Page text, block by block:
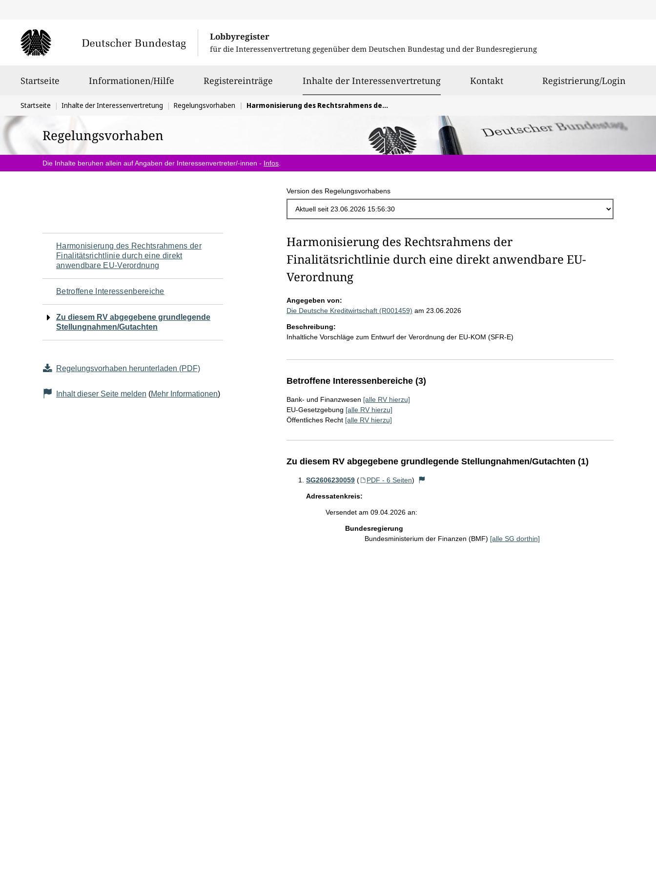
Lobbyregister
für die Interessenvertretung gegenüber dem Deutschen Bundestag und der Bundesregierung
Startseite Informationen/Hilfe Registereinträge Inhalte der Interessenvertretungausgewählt
Kontakt Registrierung/Login
Sie
befinden
sich
hier:
Startseite Inhalte der Interessenvertretung Regelungsvorhaben Harmonisierung des Rechtsrahmens der Finalitätsrichtlinie durch eine direkt anwendbare EU-Verordnung
Regelungsvorhaben
Die Inhalte beruhen allein auf Angaben der Interessenvertreter/-innen - Infos
Version des Regelungsvorhabens
Navigation
für
den
Seiteninhalt
Harmonisierung des Rechtsrahmens der
Finalitätsrichtlinie durch eine direkt
anwendbare EU-Verordnung
Betroffene Interessenbereiche
Zu diesem RV abgegebene grundlegende
Stellungnahmen/Gutachten
Regelungsvorhaben herunterladen (PDF)
Inhalt dieser Seite melden (Mehr Informationen)
Harmonisierung des Rechtsrahmens der
Finalitätsrichtlinie durch eine direkt anwendbare EU-
Verordnung
Angegeben von:
Die Deutsche Kreditwirtschaft (R001459) am 23.06.2026
Beschreibung:
Inhaltliche Vorschläge zum Entwurf der Verordnung der EU-KOM (SFR-E)
Betroffene Interessenbereiche (3)
Bank- und Finanzwesen [alle RV hierzu]
EU-Gesetzgebung [alle RV hierzu]
Öffentliches Recht [alle RV hierzu]
Zu diesem RV abgegebene grundlegende Stellungnahmen/Gutachten (1)
SG2606230059 ( PDF - 6 Seiten)
Adressatenkreis:
Versendet am 09.04.2026 an:
Bundesregierung
Bundesministerium der Finanzen (BMF) [alle SG dorthin]